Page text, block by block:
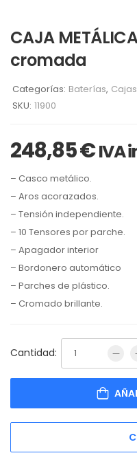
CAJA
cromada
Categorías: Baterías, Cajas
SKU: 11900
248,85€ IVA
– Casco metálico.
– Aros acorazados.
– Tensión independiente.
– 10 Tensores por parche.
– Apagador interior
– Bordonero automático
– Parches de plástico.
– Cromado brillante.
Cantidad: